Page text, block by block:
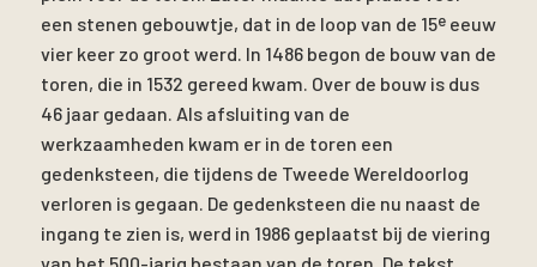
een stenen gebouwtje, dat in de loop van de 15eeeuw
vier keer zo groot werd. In 1486 begon de bouw van de
toren, die in 1532 gereed kwam. Over de bouw is dus
46 jaar gedaan. Als afsluiting van de
werkzaamheden kwam er in de toren een
gedenksteen, die tijdens de Tweede Wereldoorlog
verloren is gegaan. De gedenksteen die nu naast de
ingang te zien is, werd in 1986 geplaatst bij de viering